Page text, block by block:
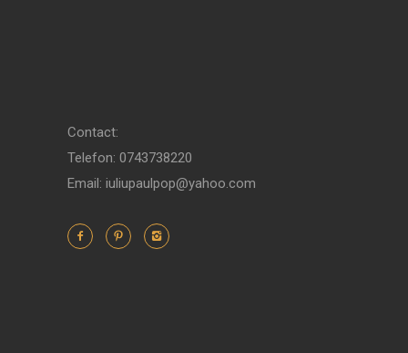
Contact:
Telefon: 0743738220
Email: iuliupaulpop@yahoo.com